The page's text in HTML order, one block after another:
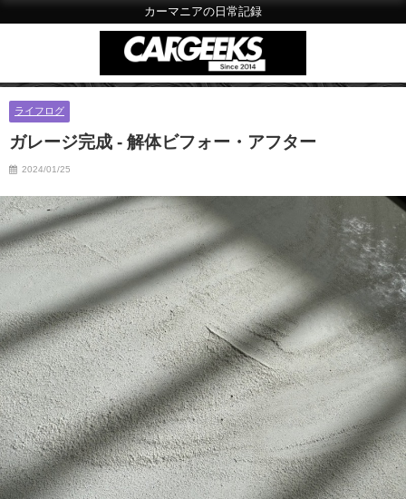
カーマニアの日常記録
ライフログ
ガレージ完成 - 解体ビフォー・アフター
2024/01/25